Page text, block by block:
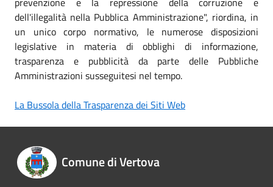
dell'illegalità nella Pubblica Amministrazione", riordina, in
un unico corpo normativo, le numerose disposizioni
legislative in materia di obblighi di informazione,
trasparenza e pubblicità da parte delle Pubbliche
Amministrazioni susseguitesi nel tempo.
La Bussola della Trasparenza dei Siti Web
Comune di Vertova